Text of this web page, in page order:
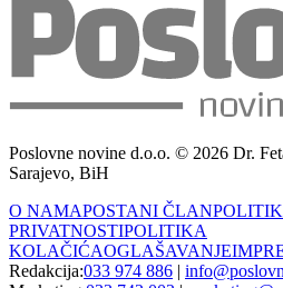
Poslovne novine d.o.o. © 2026 Dr.
Sarajevo, BiH
O NAMAPOSTANI ČLAN
PRIVATNOSTIPOLITIKA
KOLAČIĆAOGLAŠAVANJE
Redakcija:033 974 886 |